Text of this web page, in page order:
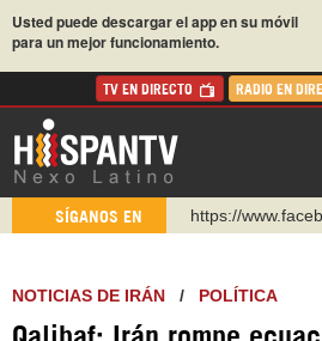
Usted puede descargar el app en su móvil
para un mejor funcionamiento.
TV EN DIRECTO RADIO EN
SÍGANOS EN
https://
http://
https://t.me/
NOTICIAS DE IRÁN / POLÍTICA
Qalibaf: Irán rompe